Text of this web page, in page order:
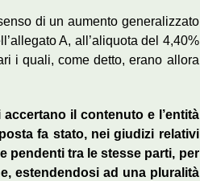
di un aumento generalizzato
A, all’aliquota del 4,40%
i quali, come detto, erano allora
il contenuto e l’entità
fa stato, nei giudizi relativi
pendenti tra le stesse parti, per
estendendosi ad una pluralità